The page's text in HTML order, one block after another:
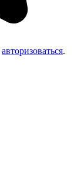
авторизоваться.